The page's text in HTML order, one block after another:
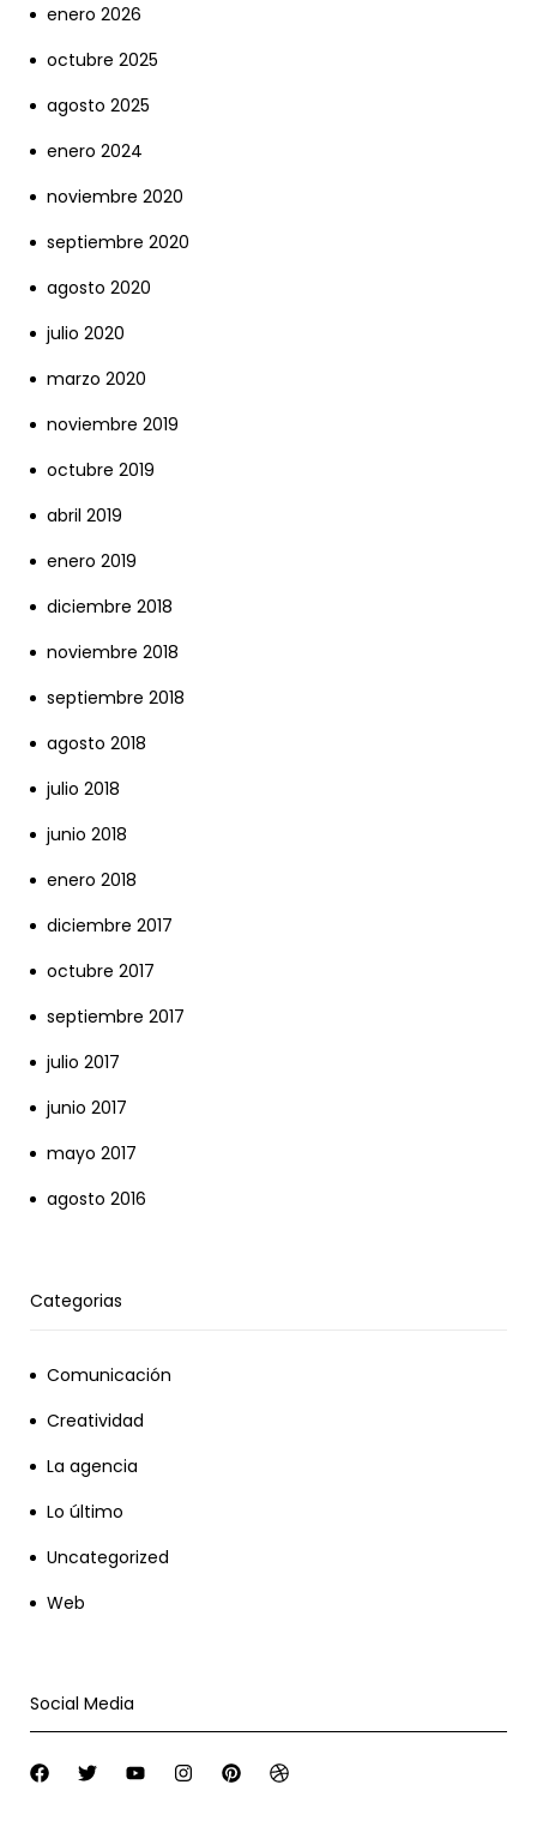
enero 2026
octubre 2025
agosto 2025
enero 2024
noviembre 2020
septiembre 2020
agosto 2020
julio 2020
marzo 2020
noviembre 2019
octubre 2019
abril 2019
enero 2019
diciembre 2018
noviembre 2018
septiembre 2018
agosto 2018
julio 2018
junio 2018
enero 2018
diciembre 2017
octubre 2017
septiembre 2017
julio 2017
junio 2017
mayo 2017
agosto 2016
Categorias
Comunicación
Creatividad
La agencia
Lo último
Uncategorized
Web
Social Media